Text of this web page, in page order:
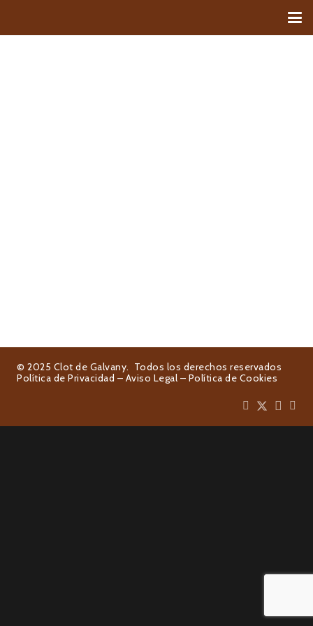
© 2025 Clot de Galvany. Todos los derechos reservados
Política de Privacidad – Aviso Legal – Política de Cookies